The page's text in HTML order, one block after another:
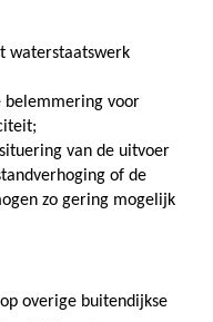
waterstaatswerk
belemmering voor
van de uitvoer
of de
zo gering mogelijk
overige buitendijkse